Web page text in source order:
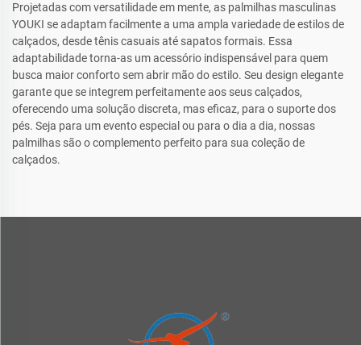
Projetadas com versatilidade em mente, as palmilhas masculinas
YOUKI se adaptam facilmente a uma ampla variedade de estilos de
calçados, desde tênis casuais até sapatos formais. Essa
adaptabilidade torna-as um acessório indispensável para quem
busca maior conforto sem abrir mão do estilo. Seu design elegante
garante que se integrem perfeitamente aos seus calçados,
oferecendo uma solução discreta, mas eficaz, para o suporte dos
pés. Seja para um evento especial ou para o dia a dia, nossas
palmilhas são o complemento perfeito para sua coleção de
calçados.